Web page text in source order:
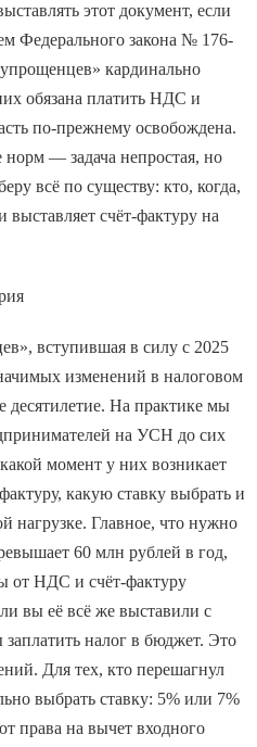
этот документ, если
Федерального закона № 176-
кардинально
обязана платить НДС и
по-прежнему освобождена.
норм — задача непростая, но
всё по существу: кто, когда,
счёт-фактуру на
вступившая в силу с 2025
изменений в налоговом
десятилетие. На практике мы
на УСН до сих
момент у них возникает
какую ставку выбрать и
нагрузке. Главное, что нужно
60 млн рублей в год,
от НДС и счёт-фактуру
вы её всё же выставили с
налог в бюджет. Это
Для тех, кто перешагнул
выбрать ставку: 5% или 7%
права на вычет входного